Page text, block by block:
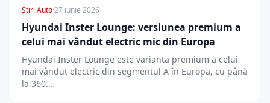
Știri Auto·27 iunie 2026
Hyundai Inster Lounge: versiunea premium a
celui mai vândut electric mic din Europa
Hyundai Inster Lounge este varianta premium a celui
mai vândut electric din segmentul A în Europa, cu până
la 360…